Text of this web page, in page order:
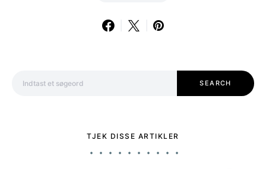
SEARCH
TJEK DISSE ARTIKLER